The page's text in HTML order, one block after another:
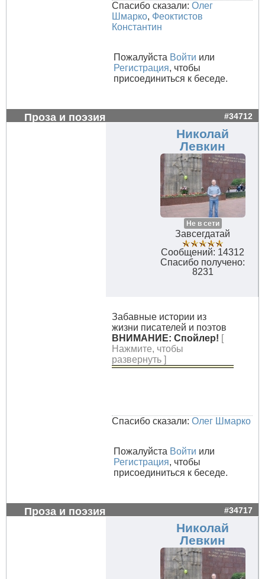
Спасибо сказали: Олег
Шмарко, Феоктистов
Константин
Пожалуйста Войти или
Регистрация, чтобы
присоединиться к беседе.
Проза и поэзия #34712
Николай
Левкин
Не в сети
Завсегдатай
Сообщений: 14312
Спасибо получено:
8231
Забавные истории из
жизни писателей и поэтов
ВНИМАНИЕ: Спойлер! [
Нажмите, чтобы
развернуть ]
Спасибо сказали: Олег Шмарко
Пожалуйста Войти или
Регистрация, чтобы
присоединиться к беседе.
Проза и поэзия #34717
Николай
Левкин